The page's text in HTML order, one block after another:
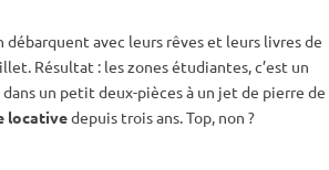
débarquent avec leurs rêves et leurs livres de
Résultat : les zones étudiantes, c’est un
un petit deux-pièces à un jet de pierre de
locativedepuis trois ans. Top, non ?